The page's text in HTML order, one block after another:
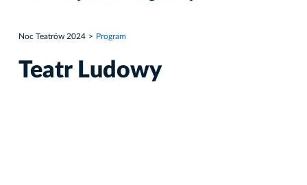
Noc Teatrów 2024 Program
Teatr Ludowy